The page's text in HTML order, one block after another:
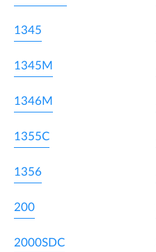
1345
1345M
1346M
1355C
1356
200
2000SDC